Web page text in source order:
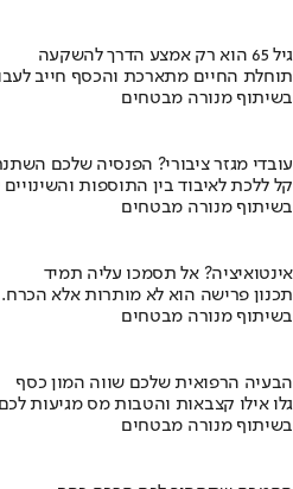
גיל 65 הוא רק אמצע הדרך להשקעה
תוחלת החיים מתארכת והכסף חייב
בשיתוף מנורה מבטחים
עובדי מגזר ציבורי? הפנסיה שלכם
קל ללכת לאיבוד בין התוספות
בשיתוף מנורה מבטחים
אינטואיציה? אל תסמכו עליה תמיד
תכנון פרישה הוא לא מותרות אלא
בשיתוף מנורה מבטחים
הבעיה הרפואית שלכם שווה המון כסף
גלו אילו קצבאות והטבות מס מגיעות
בשיתוף מנורה מבטחים